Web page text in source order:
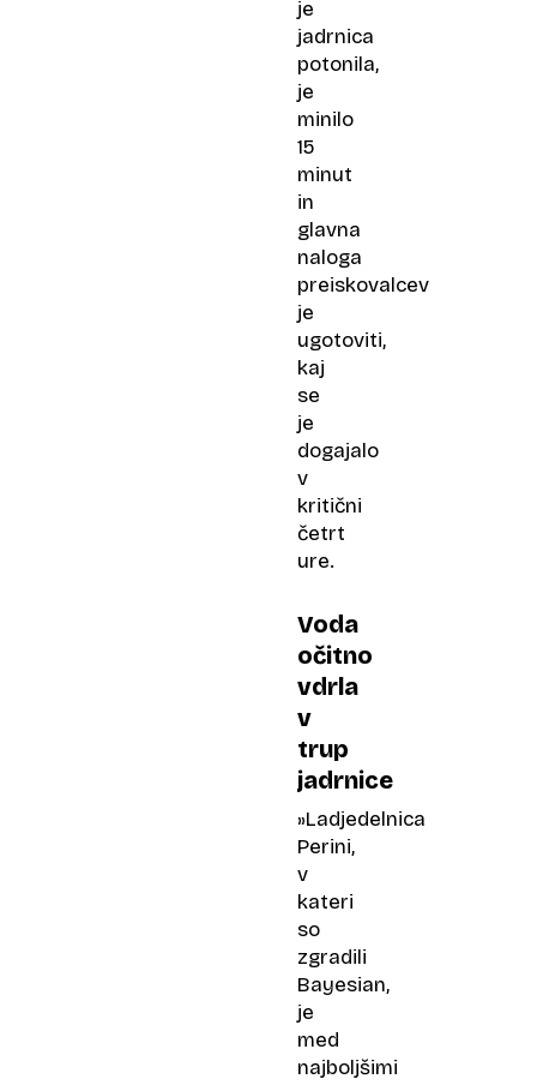
je
jadrnica
potonila,
je
minilo
15
minut
in
glavna
naloga
preiskovalcev
je
ugotoviti,
kaj
se
je
dogajalo
v
kritični
četrt
ure.
Voda
očitno
vdrla
v
trup
jadrnice
»Ladjedelnica
Perini,
v
kateri
so
zgradili
Bayesian,
je
med
najboljšimi